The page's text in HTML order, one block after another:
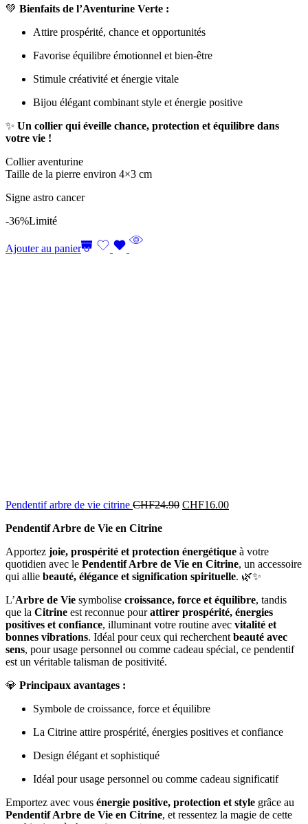
💚 Bienfaits de l’Aventurine Verte :
Attire prospérité, chance et opportunités
Favorise équilibre émotionnel et bien-être
Stimule créativité et énergie vitale
Bijou élégant combinant style et énergie positive
✨ Un collier qui éveille chance, protection et équilibre dans
votre vie !
Collier aventurine
Taille de la pierre environ 4×3 cm
Signe astro cancer
-36%Limité
Ajouter au panier
Pendentif arbre de vie citrine CHF24.90 Le
CHF24.90.
CHF16.00Le
CHF16.00.
Pendentif Arbre de Vie en Citrine
Apportez joie, prospérité et protection énergétique à votre
quotidien avec le Pendentif Arbre de Vie en Citrine, un accessoire
qui allie beauté, élégance et signification spirituelle. 🌿✨
L’Arbre de Vie symbolise croissance, force et équilibre, tandis
que la Citrine est reconnue pourattirer prospérité, énergies
positives et confiance, illuminant votre routine avec vitalité et
bonnes vibrations. Idéal pour ceux qui recherchent beauté avec
sens, pour usage personnel ou comme cadeau spécial, ce pendentif
est un véritable talisman de positivité.
💎 Principaux avantages :
Symbole de croissance, force et équilibre
La Citrine attire prospérité, énergies positives et confiance
Design élégant et sophistiqué
Idéal pour usage personnel ou comme cadeau significatif
Emportez avec vous énergie positive, protection et style grâce au
Pendentif Arbre de Vie en Citrine, et ressentez la magie de cette